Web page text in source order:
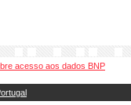
acesso aos dados BNP